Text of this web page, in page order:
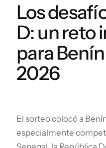
Los
D: un reto
para
2026
El sorteo colocó a
especialmente